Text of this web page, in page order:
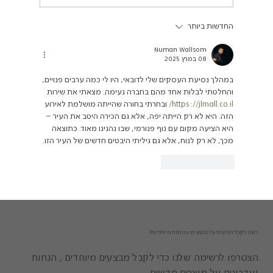
החדשות ביותר
Numan Wallsom
08 במרץ 2025
במהלך נסיעת העסקים שלי לדובאי, היו לי כמה ערבים פנויים,
והחלטתי לבלות אחד מהם בחברה נעימה. מצאתי את שירות
https://jlmall.co.il/ ובחרתי בחורה שהייתה מושלמת לאירוע
הזה. היא לא רק הייתה יפה, אלא גם הכירה היטב את העיר –
היא הציעה מקום עם נוף פנורמי, שבו נהנינו מאוד. כתוצאה
מכך, לא רק לנוח, אלא גם גיליתי היבטים חדשים של העיר הזו.
רוצה לקבל הודעות על מבצעים והנחות מיוחדות?
הצטרפו לרשימה שלנו כדי לקבל מבצעים מיוחדים , הנחות